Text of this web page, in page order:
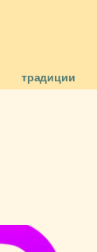
традиции